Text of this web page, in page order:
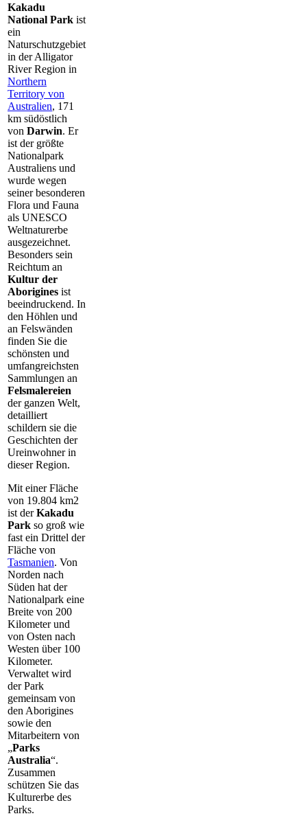
Kakadu
National Park ist
ein
Naturschutzgebiet
in der Alligator
River Region in
Northern
Territory von
Australien, 171
km südöstlich
von Darwin. Er
ist der größte
Nationalpark
Australiens und
wurde wegen
seiner besonderen
Flora und Fauna
als UNESCO
Weltnaturerbe
ausgezeichnet.
Besonders sein
Reichtum an
Kultur der
Aborigines ist
beeindruckend. In
den Höhlen und
an Felswänden
finden Sie die
schönsten und
umfangreichsten
Sammlungen an
Felsmalereien
der ganzen Welt,
detailliert
schildern sie die
Geschichten der
Ureinwohner in
dieser Region.
Mit einer Fläche
von 19.804 km2
ist derKakadu
Park so groß wie
fast ein Drittel der
Fläche von
Tasmanien. Von
Norden nach
Süden hat der
Nationalpark eine
Breite von 200
Kilometer und
von Osten nach
Westen über 100
Kilometer.
Verwaltet wird
der Park
gemeinsam von
den Aborigines
sowie den
Mitarbeitern von
„Parks
Australia“.
Zusammen
schützen Sie das
Kulturerbe des
Parks.